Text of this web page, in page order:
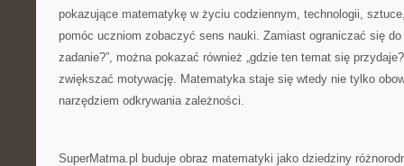
pokazujące matematykę w życiu codziennym, technologii,
pomóc uczniom zobaczyć sens nauki. Zamiast ograniczać się do
zadanie?”, można pokazać również „gdzie ten temat się
zwiększać motywację. Matematyka staje się wtedy nie tylko
narzędziem odkrywania zależności.
SuperMatma.pl buduje obraz matematyki jako dziedziny